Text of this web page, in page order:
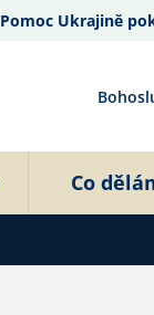
Pomoc Ukrajině
Co